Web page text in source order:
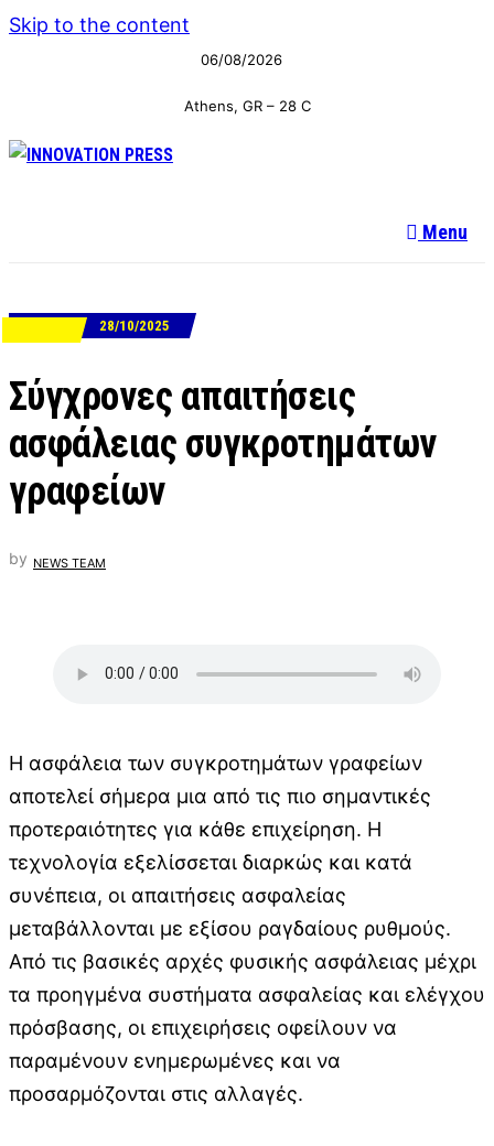
Skip to the content
06/08/2026
Athens, GR – 28 C
Menu
28/10/2025
Σύγχρονες απαιτήσεις
ασφάλειας συγκροτημάτων
γραφείων
by NEWS TEAM
Η ασφάλεια των συγκροτημάτων γραφείων
αποτελεί σήμερα μια από τις πιο σημαντικές
προτεραιότητες για κάθε επιχείρηση. Η
τεχνολογία εξελίσσεται διαρκώς και κατά
συνέπεια, οι απαιτήσεις ασφαλείας
μεταβάλλονται με εξίσου ραγδαίους ρυθμούς.
Από τις βασικές αρχές φυσικής ασφάλειας μέχρι
τα προηγμένα συστήματα ασφαλείας και ελέγχου
πρόσβασης, οι επιχειρήσεις οφείλουν να
παραμένουν ενημερωμένες και να
προσαρμόζονται στις αλλαγές.